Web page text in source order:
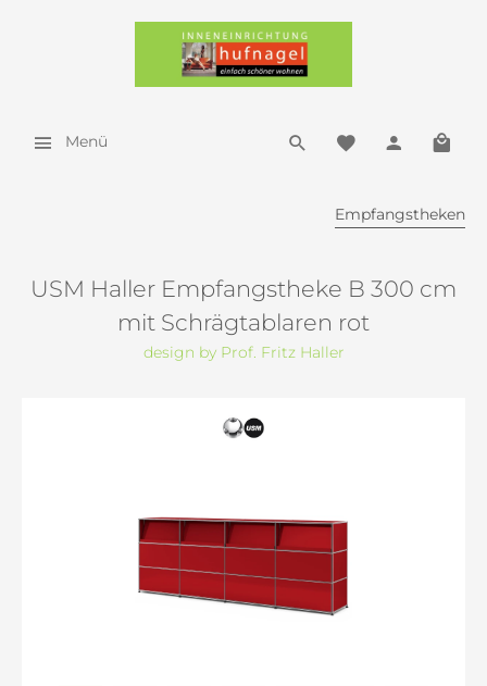
Menü
Empfangstheken
USM Haller Empfangstheke B 300 cm
mit Schrägtablaren rot
design by Prof. Fritz Haller